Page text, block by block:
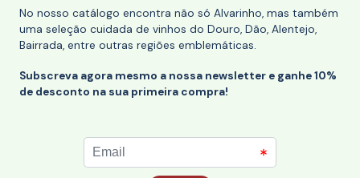
No nosso catálogo encontra não só Alvarinho, mas também
uma seleção cuidada de vinhos do Douro, Dão, Alentejo,
Bairrada, entre outras regiões emblemáticas.
Subscreva agora mesmo a nossa newsletter e ganhe 10%
de desconto na sua primeira compra!